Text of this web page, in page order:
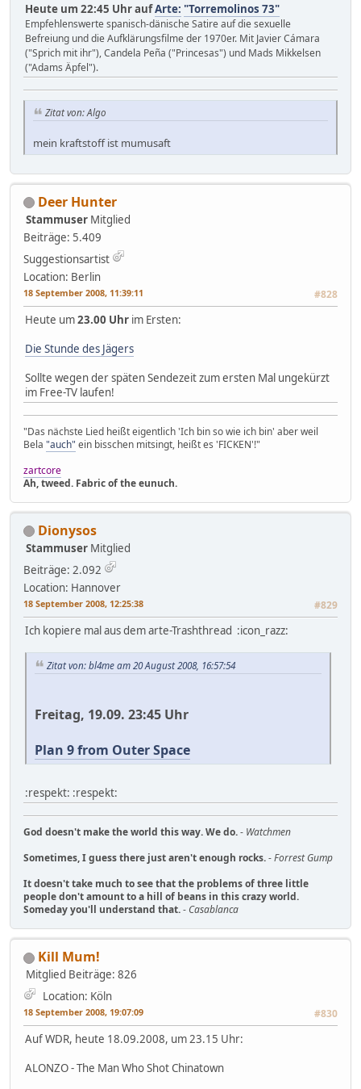
Heute um 22:45 Uhr aufArte: "Torremolinos 73"
Empfehlenswerte spanisch-dänische Satire auf die sexuelle
Befreiung und die Aufklärungsfilme der 1970er. Mit Javier Cámara
("Sprich mit ihr"), Candela Peña ("Princesas") und Mads Mikkelsen
("Adams Äpfel").
Zitat von: Algo
mein kraftstoff ist mumusaft
Deer Hunter
Stammuser Mitglied
Beiträge: 5.409
Suggestionsartist
Location: Berlin
18 September 2008, 11:39:11 #828
Heute um23.00 Uhr im Ersten:
Die Stunde des Jägers
Sollte wegen der späten Sendezeit zum ersten Mal ungekürzt
im Free-TV laufen!
"Das nächste Lied heißt eigentlich 'Ich bin so wie ich bin' aber weil
Bela "auch" ein bisschen mitsingt, heißt es 'FICKEN'!"
zartcore
Ah, tweed. Fabric of the eunuch.
Dionysos
Stammuser Mitglied
Beiträge: 2.092
Location: Hannover
18 September 2008, 12:25:38 #829
Ich kopiere mal aus dem arte-Trashthread :icon_razz:
Zitat von: bl4me am 20 August 2008, 16:57:54
Freitag, 19.09. 23:45 Uhr
Plan 9 from Outer Space
:respekt: :respekt:
God doesn't make the world this way. We do.- Watchmen
Sometimes, I guess there just aren't enough rocks.-Forrest Gump
It doesn't take much to see that the problems of three little
people don't amount to a hill of beans in this crazy world.
Someday you'll understand that.- Casablanca
Kill Mum!
Mitglied Beiträge: 826
Location: Köln
18 September 2008, 19:07:09 #830
Auf WDR, heute 18.09.2008, um 23.15 Uhr:
ALONZO - The Man Who Shot Chinatown